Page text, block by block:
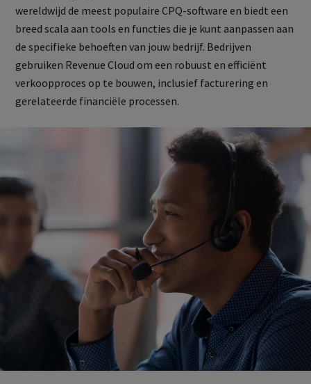
wereldwijd de meest populaire CPQ-software en biedt een
breed scala aan tools en functies die je kunt aanpassen aan
de specifieke behoeften van jouw bedrijf. Bedrijven
gebruiken Revenue Cloud om een robuust en efficiënt
verkoopproces op te bouwen, inclusief facturering en
gerelateerde financiële processen.